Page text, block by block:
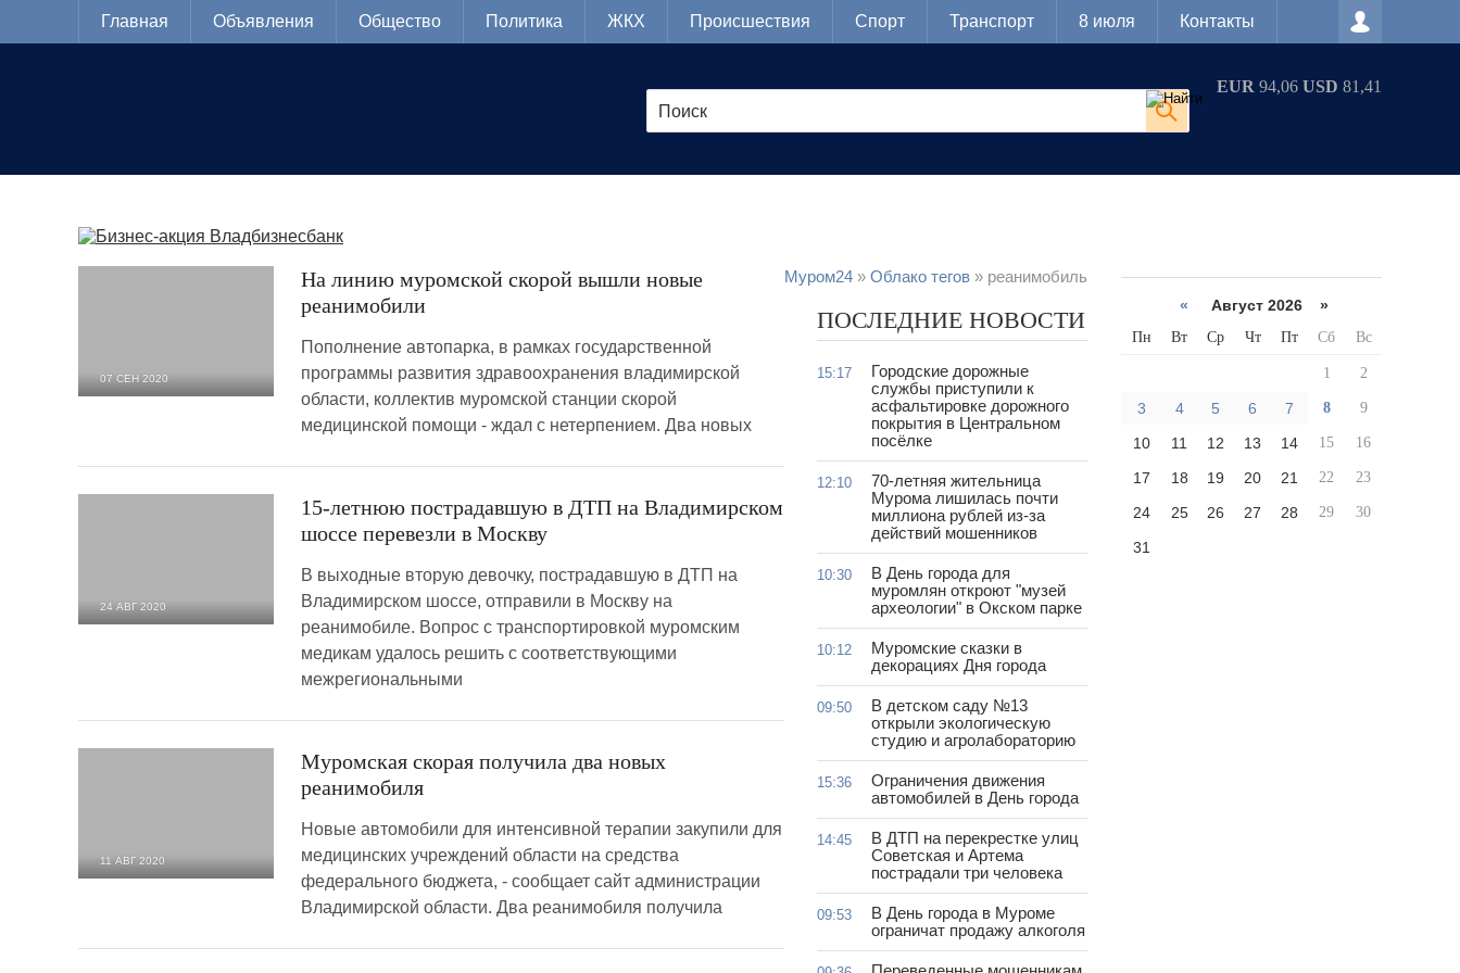
Главная Объявления Общество Политика ЖКХ Происшествия Спорт Транспорт 8 июля Контакты
EUR 94,06 USD 81,41
Муром24 » Облако тегов » реанимобиль
07 СЕН 2020
На линию муромской скорой вышли новые
реанимобили
Пополнение автопарка, в рамках государственной
программы развития здравоохранения владимирской
области, коллектив муромской станции скорой
медицинской помощи - ждал с нетерпением. Два новых
24 АВГ 2020
15-летнюю пострадавшую в ДТП на Владимирском
шоссе перевезли в Москву
В выходные вторую девочку, пострадавшую в ДТП на
Владимирском шоссе, отправили в Москву на
реанимобиле. Вопрос с транспортировкой муромским
медикам удалось решить с соответствующими
межрегиональными
11 АВГ 2020
Муромская скорая получила два новых
реанимобиля
Новые автомобили для интенсивной терапии закупили для
медицинских учреждений области на средства
федерального бюджета, - сообщает сайт администрации
Владимирской области. Два реанимобиля получила
ПОСЛЕДНИЕ НОВОСТИ
15:17
Городские дорожные
службы приступили к
асфальтировке дорожного
покрытия в Центральном
посёлке
12:10
70-летняя жительница
Мурома лишилась почти
миллиона рублей из-за
действий мошенников
10:30
В День города для
муромлян откроют "музей
археологии" в Окском парке
10:12
Муромские сказки в
декорациях Дня города
09:50
В детском саду №13
открыли экологическую
студию и агролабораторию
15:36
Ограничения движения
автомобилей в День города
14:45
В ДТП на перекрестке улиц
Советская и Артема
пострадали три человека
09:53
В День города в Муроме
ограничат продажу алкоголя
« Август 2026 »
Пн Вт Ср Чт Пт Сб Вс
1 2
3 4 5 6 7 8 9
10 11 12 13 14 15 16
17 18 19 20 21 22 23
24 25 26 27 28 29 30
31